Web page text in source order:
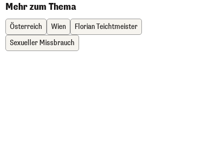
Mehr zum Thema
Österreich Wien
Florian Teichtmeister
Sexueller Missbrauch